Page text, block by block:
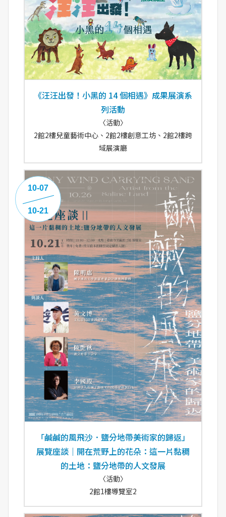
《汪汪出發！小黑的 14 個相遇》成果展演系
列活動
〈活動〉
2館2樓兒童藝術中心、2館2樓創意工坊、2館2樓跨
域展演廳
「鹹鹹的風飛沙．鹽分地帶美術家的歸返」
展覽座談｜開在荒野上的花朵：這一片黏稠
的土地：鹽分地帶的人文發展
〈活動〉
2館1樓導覽室2
10-07
10-21